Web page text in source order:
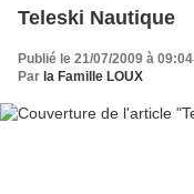
Teleski Nautique
Publié le 21/07/2009 à 09:04
Par la Famille LOUX